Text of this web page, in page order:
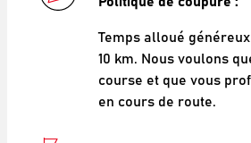
Temps alloué
10 km. Nous voulons
course et que vous
en cours de route.